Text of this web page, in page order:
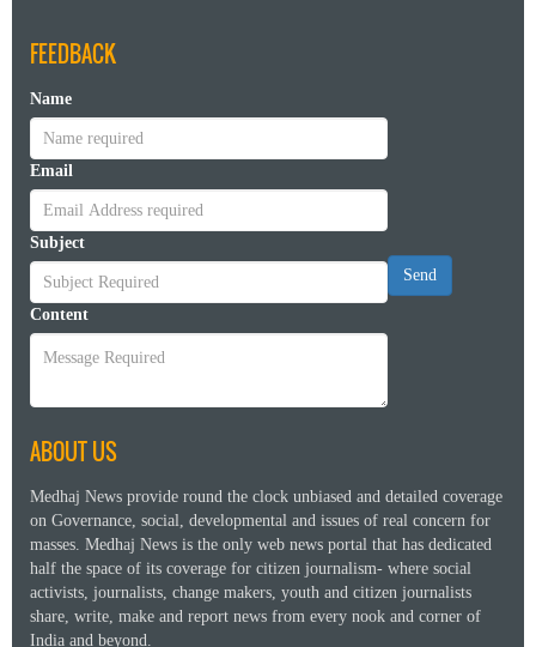
FEEDBACK
Name
Email
Subject
Content
Send
ABOUT US
Medhaj News provide round the clock unbiased and detailed coverage
on Governance, social, developmental and issues of real concern for
masses. Medhaj News is the only web news portal that has dedicated
half the space of its coverage for citizen journalism- where social
activists, journalists, change makers, youth and citizen journalists
share, write, make and report news from every nook and corner of
India and beyond.